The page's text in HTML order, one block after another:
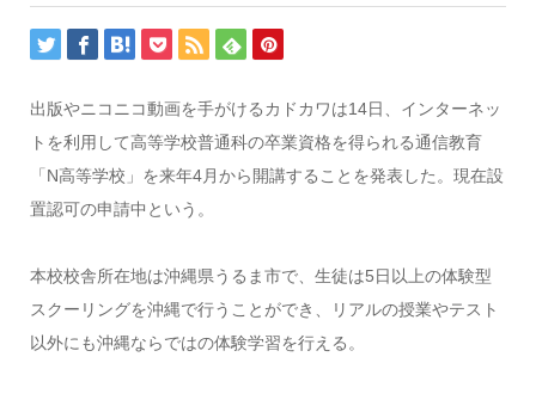
出版やニコニコ動画を手がけるカドカワは14日、インターネッ
トを利用して高等学校普通科の卒業資格を得られる通信教育
「N高等学校」を来年4月から開講することを発表した。現在設
置認可の申請中という。
本校校舎所在地は沖縄県うるま市で、生徒は5日以上の体験型
スクーリングを沖縄で行うことができ、リアルの授業やテスト
以外にも沖縄ならではの体験学習を行える。